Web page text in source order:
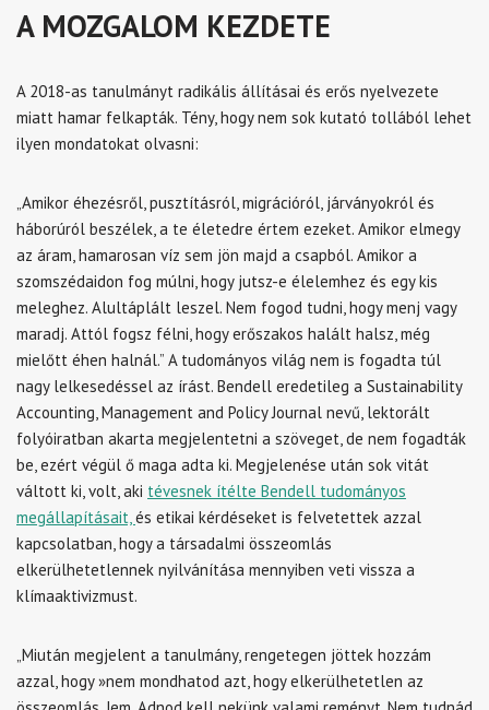
A MOZGALOM KEZDETE
A 2018-as tanulmányt radikális állításai és erős nyelvezete
miatt hamar felkapták. Tény, hogy nem sok kutató tollából lehet
ilyen mondatokat olvasni:
„Amikor éhezésről, pusztításról, migrációról, járványokról és
háborúról beszélek, a te életedre értem ezeket. Amikor elmegy
az áram, hamarosan víz sem jön majd a csapból. Amikor a
szomszédaidon fog múlni, hogy jutsz-e élelemhez és egy kis
meleghez. Alultáplált leszel. Nem fogod tudni, hogy menj vagy
maradj. Attól fogsz félni, hogy erőszakos halált halsz, még
mielőtt éhen halnál.” A tudományos világ nem is fogadta túl
nagy lelkesedéssel az írást. Bendell eredetileg a Sustainability
Accounting, Management and Policy Journal nevű, lektorált
folyóiratban akarta megjelentetni a szöveget, de nem fogadták
be, ezért végül ő maga adta ki. Megjelenése után sok vitát
váltott ki, volt, aki tévesnek ítélte Bendell tudományos
megállapításait,és etikai kérdéseket is felvetettek azzal
kapcsolatban, hogy a társadalmi összeomlás
elkerülhetetlennek nyilvánítása mennyiben veti vissza a
klímaaktivizmust.
„Miután megjelent a tanulmány, rengetegen jöttek hozzám
azzal, hogy »nem mondhatod azt, hogy elkerülhetetlen az